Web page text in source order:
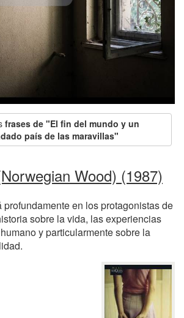
frases de "El fin del mundo y un
país de las maravillas"
Wood) (1987)
profundamente en los protagonistas de
sobre la vida, las experiencias
y particularmente sobre la